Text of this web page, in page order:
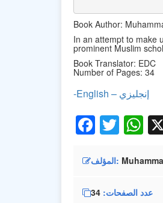
Book Author:
In an attempt to make
prominent Muslim
Book Translator: EDC
Number of Pages: 34
-English – إنجليزي
المؤلف
عدد الصفحات 34